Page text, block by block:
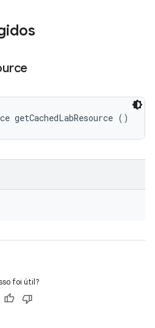
getCachedLabResource ()
foi útil?